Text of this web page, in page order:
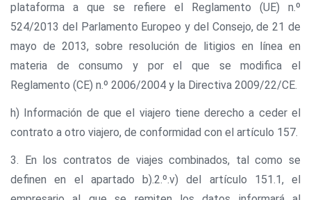
plataforma a que se refiere el Reglamento (UE) n.º
524/2013 del Parlamento Europeo y del Consejo, de 21 de
mayo de 2013, sobre resolución de litigios en línea en
materia de consumo y por el que se modifica el
Reglamento (CE) n.º 2006/2004 y la Directiva 2009/22/CE.
h) Información de que el viajero tiene derecho a ceder el
contrato a otro viajero, de conformidad con el artículo 157.
3. En los contratos de viajes combinados, tal como se
definen en el apartado b).2.º.v) del artículo 151.1, el